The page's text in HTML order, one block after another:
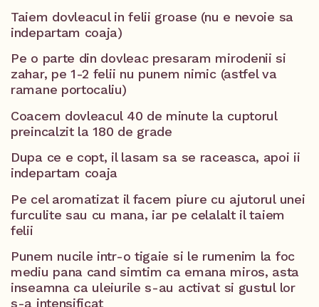
Taiem dovleacul in felii groase (nu e nevoie sa
indepartam coaja)
Pe o parte din dovleac presaram mirodenii si
zahar, pe 1-2 felii nu punem nimic (astfel va
ramane portocaliu)
Coacem dovleacul 40 de minute la cuptorul
preincalzit la 180 de grade
Dupa ce e copt, il lasam sa se raceasca, apoi ii
indepartam coaja
Pe cel aromatizat il facem piure cu ajutorul unei
furculite sau cu mana, iar pe celalalt il taiem
felii
Punem nucile intr-o tigaie si le rumenim la foc
mediu pana cand simtim ca emana miros, asta
inseamna ca uleiurile s-au activat si gustul lor
s-a intensificat